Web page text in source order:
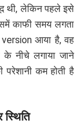
थी, लेकिन पहले इसे
काफी समय लगता
आया है, वह
नीचे लगाया जाने
कम होती है